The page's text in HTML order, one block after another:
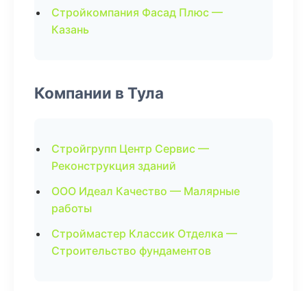
Стройкомпания Фасад Плюс —
Казань
Компании в Тула
Стройгрупп Центр Сервис —
Реконструкция зданий
ООО Идеал Качество — Малярные
работы
Строймастер Классик Отделка —
Строительство фундаментов